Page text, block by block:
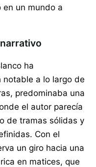
en un mundo a
ha
notable a lo largo de
predominaba una
el autor parecía
de tramas sólidas y
Con el
un giro hacia una
en matices, que